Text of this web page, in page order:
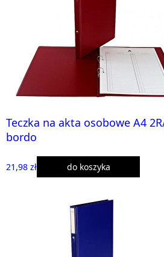
Teczka na akta osobowe A4
bordo
21,98 zł do koszyka